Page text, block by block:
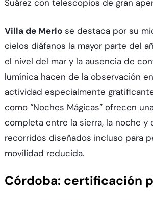
Suárez con telescopios de gran
Villa de Merlose destaca por su
cielos diáfanos la mayor parte del
el nivel del mar y la ausencia de
lumínica hacen de la observación
actividad especialmente
como “Noches Mágicas” ofrecen
completa entre la sierra, la noche y
recorridos diseñados incluso para
movilidad reducida.​
Córdoba: certificación